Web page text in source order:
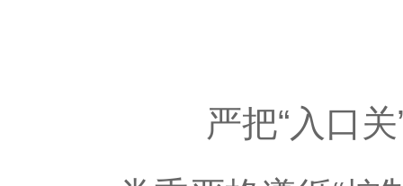
严把“入口关”